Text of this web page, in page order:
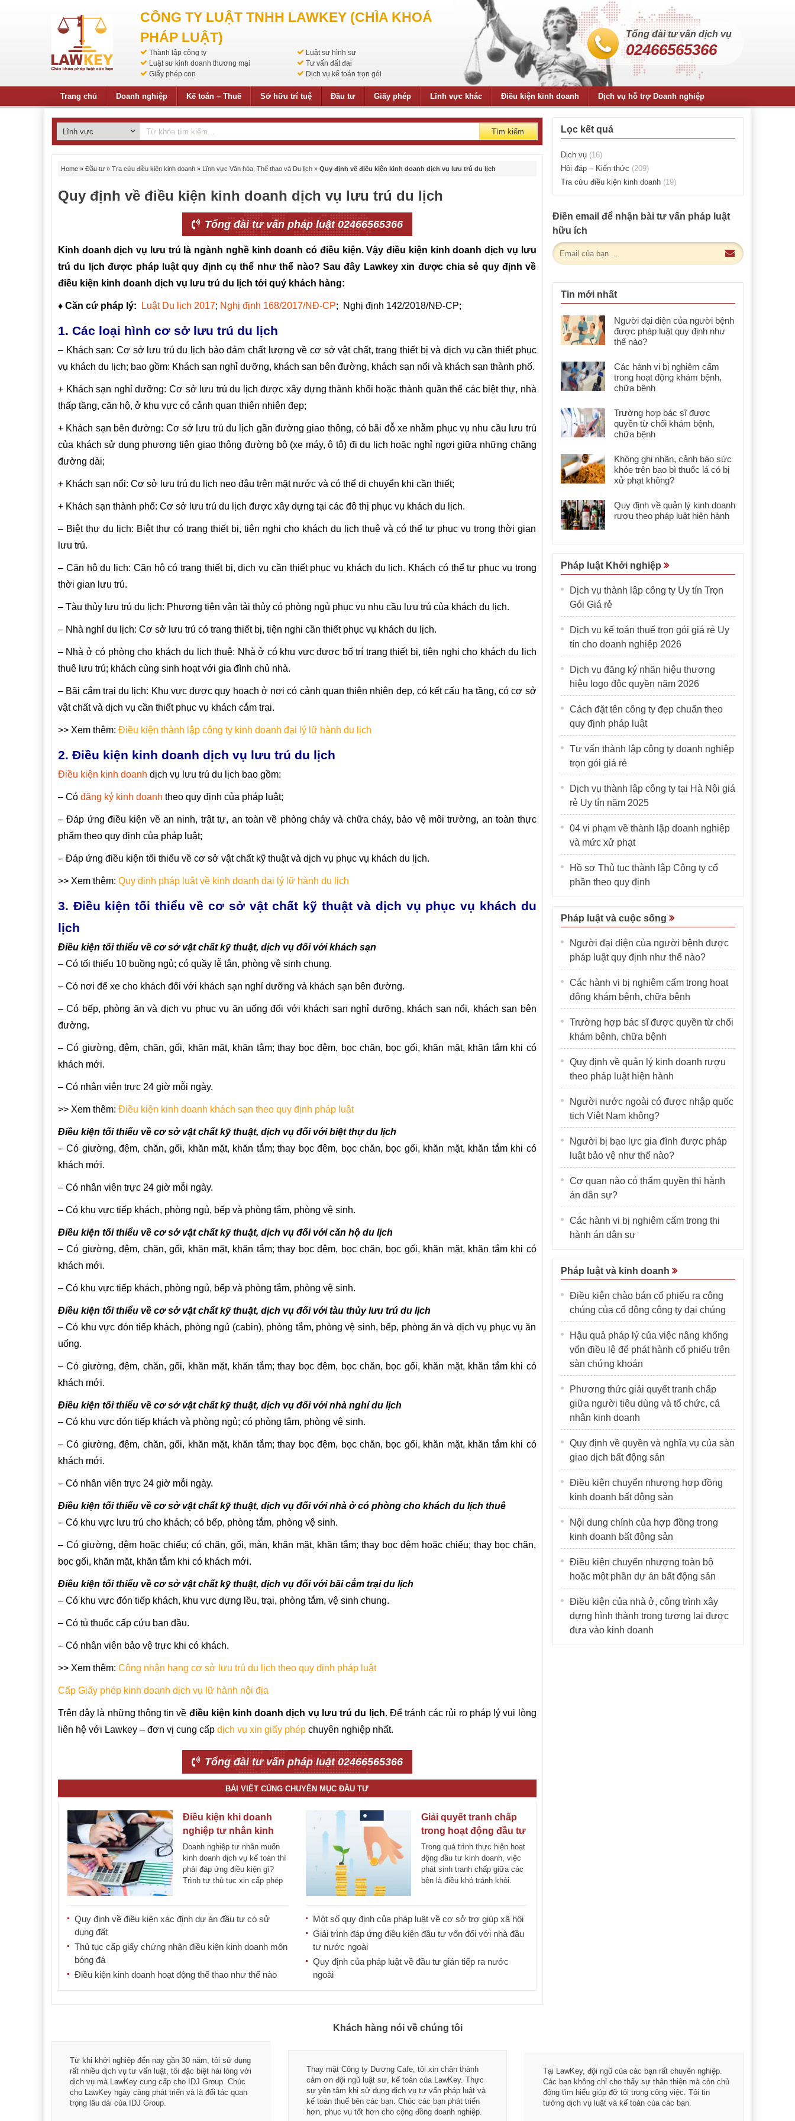
CÔNG TY LUẬT TNHH LAWKEY (CHÌA KHOÁ
PHÁP LUẬT)
Thành lập công ty
Luật sư hình sự
Luật sư kinh doanh thương mại
Tư vấn đất đai
Giấy phép con
Dịch vụ kế toán trọn gói
Tổng đài tư vấn dịch vụ
02466565366
Trang chủ Doanh nghiệp Kế toán – Thuế Sở hữu trí tuệ Đầu tư Giấy phép Lĩnh vực khác Điều kiện kinh doanh Dịch vụ hỗ trợ Doanh nghiệp
Tìm kiếm
Home » Đầu tư » Tra cứu điều kiện kinh doanh » Lĩnh vực Văn hóa, Thể thao và Du lịch » Quy định về điều kiện kinh doanh dịch vụ lưu trú du lịch
Quy định về điều kiện kinh doanh dịch vụ lưu trú du lịch
Tổng đài tư vấn pháp luật 02466565366
Kinh doanh dịch vụ lưu trú là ngành nghề kinh doanh có điều kiện. Vậy điều kiện kinh doanh dịch vụ lưu
trú du lịch được pháp luật quy định cụ thể như thế nào? Sau đây Lawkey xin được chia sẻ quy định về
điều kiện kinh doanh dịch vụ lưu trú du lịch tới quý khách hàng:
♦ Căn cứ pháp lý: Luật Du lịch 2017; Nghị định 168/2017/NĐ-CP; Nghị định 142/2018/NĐ-CP;
1. Các loại hình cơ sở lưu trú du lịch
– Khách sạn: Cơ sở lưu trú du lịch bảo đảm chất lượng về cơ sở vật chất, trang thiết bị và dịch vụ cần thiết phục
vụ khách du lịch; bao gồm: Khách sạn nghỉ dưỡng, khách sạn bên đường, khách sạn nổi và khách sạn thành phố.
+ Khách sạn nghỉ dưỡng: Cơ sở lưu trú du lịch được xây dựng thành khối hoặc thành quần thể các biệt thự, nhà
thấp tầng, căn hộ, ở khu vực có cảnh quan thiên nhiên đẹp;
+ Khách sạn bên đường: Cơ sở lưu trú du lịch gần đường giao thông, có bãi đỗ xe nhằm phục vụ nhu cầu lưu trú
của khách sử dụng phương tiện giao thông đường bộ (xe máy, ô tô) đi du lịch hoặc nghỉ ngơi giữa những chặng
đường dài;
+ Khách sạn nổi: Cơ sở lưu trú du lịch neo đậu trên mặt nước và có thể di chuyển khi cần thiết;
+ Khách sạn thành phố: Cơ sở lưu trú du lịch được xây dựng tại các đô thị phục vụ khách du lịch.
– Biệt thự du lịch: Biệt thự có trang thiết bị, tiện nghi cho khách du lịch thuê và có thể tự phục vụ trong thời gian
lưu trú.
– Căn hộ du lịch: Căn hộ có trang thiết bị, dịch vụ cần thiết phục vụ khách du lịch. Khách có thể tự phục vụ trong
thời gian lưu trú.
– Tàu thủy lưu trú du lịch: Phương tiện vận tải thủy có phòng ngủ phục vụ nhu cầu lưu trú của khách du lịch.
– Nhà nghỉ du lịch: Cơ sở lưu trú có trang thiết bị, tiện nghi cần thiết phục vụ khách du lịch.
– Nhà ở có phòng cho khách du lịch thuê: Nhà ở có khu vực được bố trí trang thiết bị, tiện nghi cho khách du lịch
thuê lưu trú; khách cùng sinh hoạt với gia đình chủ nhà.
– Bãi cắm trại du lịch: Khu vực được quy hoạch ở nơi có cảnh quan thiên nhiên đẹp, có kết cấu hạ tầng, có cơ sở
vật chất và dịch vụ cần thiết phục vụ khách cắm trại.
>> Xem thêm: Điều kiện thành lập công ty kinh doanh đại lý lữ hành du lịch
2. Điều kiện kinh doanh dịch vụ lưu trú du lịch
Điều kiện kinh doanh dịch vụ lưu trú du lịch bao gồm:
– Có đăng ký kinh doanh theo quy định của pháp luật;
– Đáp ứng điều kiện về an ninh, trật tự, an toàn về phòng cháy và chữa cháy, bảo vệ môi trường, an toàn thực
phẩm theo quy định của pháp luật;
– Đáp ứng điều kiện tối thiểu về cơ sở vật chất kỹ thuật và dịch vụ phục vụ khách du lịch.
>> Xem thêm: Quy định pháp luật về kinh doanh đại lý lữ hành du lịch
3. Điều kiện tối thiểu về cơ sở vật chất kỹ thuật và dịch vụ phục vụ khách du
lịch
Điều kiện tối thiểu về cơ sở vật chất kỹ thuật, dịch vụ đối với khách sạn
– Có tối thiểu 10 buồng ngủ; có quầy lễ tân, phòng vệ sinh chung.
– Có nơi để xe cho khách đối với khách sạn nghỉ dưỡng và khách sạn bên đường.
– Có bếp, phòng ăn và dịch vụ phục vụ ăn uống đối với khách sạn nghỉ dưỡng, khách sạn nổi, khách sạn bên
đường.
– Có giường, đệm, chăn, gối, khăn mặt, khăn tắm; thay bọc đệm, bọc chăn, bọc gối, khăn mặt, khăn tắm khi có
khách mới.
– Có nhân viên trực 24 giờ mỗi ngày.
>> Xem thêm: Điều kiện kinh doanh khách sạn theo quy định pháp luật
Điều kiện tối thiểu về cơ sở vật chất kỹ thuật, dịch vụ đối với biệt thự du lịch
– Có giường, đệm, chăn, gối, khăn mặt, khăn tắm; thay bọc đệm, bọc chăn, bọc gối, khăn mặt, khăn tắm khi có
khách mới.
– Có nhân viên trực 24 giờ mỗi ngày.
– Có khu vực tiếp khách, phòng ngủ, bếp và phòng tắm, phòng vệ sinh.
Điều kiện tối thiểu về cơ sở vật chất kỹ thuật, dịch vụ đối với căn hộ du lịch
– Có giường, đệm, chăn, gối, khăn mặt, khăn tắm; thay bọc đệm, bọc chăn, bọc gối, khăn mặt, khăn tắm khi có
khách mới.
– Có khu vực tiếp khách, phòng ngủ, bếp và phòng tắm, phòng vệ sinh.
Điều kiện tối thiểu về cơ sở vật chất kỹ thuật, dịch vụ đối với tàu thủy lưu trú du lịch
– Có khu vực đón tiếp khách, phòng ngủ (cabin), phòng tắm, phòng vệ sinh, bếp, phòng ăn và dịch vụ phục vụ ăn
uống.
– Có giường, đệm, chăn, gối, khăn mặt, khăn tắm; thay bọc đệm, bọc chăn, bọc gối, khăn mặt, khăn tắm khi có
khách mới.
Điều kiện tối thiểu về cơ sở vật chất kỹ thuật, dịch vụ đối với nhà nghỉ du lịch
– Có khu vực đón tiếp khách và phòng ngủ; có phòng tắm, phòng vệ sinh.
– Có giường, đệm, chăn, gối, khăn mặt, khăn tắm; thay bọc đệm, bọc chăn, bọc gối, khăn mặt, khăn tắm khi có
khách mới.
– Có nhân viên trực 24 giờ mỗi ngày.
Điều kiện tối thiểu về cơ sở vật chất kỹ thuật, dịch vụ đối với nhà ở có phòng cho khách du lịch thuê
– Có khu vực lưu trú cho khách; có bếp, phòng tắm, phòng vệ sinh.
– Có giường, đệm hoặc chiếu; có chăn, gối, màn, khăn mặt, khăn tắm; thay bọc đệm hoặc chiếu; thay bọc chăn,
bọc gối, khăn mặt, khăn tắm khi có khách mới.
Điều kiện tối thiểu về cơ sở vật chất kỹ thuật, dịch vụ đối với bãi cắm trại du lịch
– Có khu vực đón tiếp khách, khu vực dựng lều, trại, phòng tắm, vệ sinh chung.
– Có tủ thuốc cấp cứu ban đầu.
– Có nhân viên bảo vệ trực khi có khách.
>> Xem thêm: Công nhận hạng cơ sở lưu trú du lịch theo quy định pháp luật
Cấp Giấy phép kinh doanh dịch vụ lữ hành nội địa
Trên đây là những thông tin về điều kiện kinh doanh dịch vụ lưu trú du lịch. Để tránh các rủi ro pháp lý vui lòng
liên hệ với Lawkey – đơn vị cung cấp dịch vụ xin giấy phép chuyên nghiệp nhất.
Tổng đài tư vấn pháp luật 02466565366
BÀI VIẾT CÙNG CHUYÊN MỤC ĐẦU TƯ
Điều kiện khi doanh
nghiệp tư nhân kinh
doanh dịch vụ kế toán
Doanh nghiệp tư nhân muốn
kinh doanh dịch vụ kế toán thì
phải đáp ứng điều kiện gì?
Trình tự thủ tục xin cấp phép
Quy định về điều kiện xác định dự án đầu tư có sử
dụng đất
Thủ tục cấp giấy chứng nhận điều kiện kinh doanh môn
bóng đá
Điều kiện kinh doanh hoạt động thể thao như thế nào
Giải quyết tranh chấp
trong hoạt động đầu tư
kinh doanh theo Luật
Đầu tư năm 2025
Trong quá trình thực hiện hoạt
động đầu tư kinh doanh, việc
phát sinh tranh chấp giữa các
bên là điều khó tránh khỏi.
Một số quy định của pháp luật về cơ sở trợ giúp xã hội
Giải trình đáp ứng điều kiện đầu tư vốn đối với nhà đầu
tư nước ngoài
Quy định của pháp luật về đầu tư gián tiếp ra nước
ngoài
Lọc kết quả
Dịch vụ (16)
Hỏi đáp – Kiến thức (209)
Tra cứu điều kiện kinh doanh (19)
Điền email để nhận bài tư vấn pháp luật
hữu ích
Tin mới nhất
Người đại diện của người bệnh
được pháp luật quy định như
thế nào?
Các hành vi bị nghiêm cấm
trong hoạt động khám bệnh,
chữa bệnh
Trường hợp bác sĩ được
quyền từ chối khám bệnh,
chữa bệnh
Không ghi nhãn, cảnh báo sức
khỏe trên bao bì thuốc lá có bị
xử phạt không?
Quy định về quản lý kinh doanh
rượu theo pháp luật hiện hành
Pháp luật Khởi nghiệp
Dịch vụ thành lập công ty Uy tín Trọn
Gói Giá rẻ
Dịch vụ kế toán thuế trọn gói giá rẻ Uy
tín cho doanh nghiệp 2026
Dịch vụ đăng ký nhãn hiệu thương
hiệu logo độc quyền năm 2026
Cách đặt tên công ty đẹp chuẩn theo
quy định pháp luật
Tư vấn thành lập công ty doanh nghiệp
trọn gói giá rẻ
Dịch vụ thành lập công ty tại Hà Nội giá
rẻ Uy tín năm 2025
04 vi phạm về thành lập doanh nghiệp
và mức xử phạt
Hồ sơ Thủ tục thành lập Công ty cổ
phần theo quy định
Pháp luật và cuộc sống
Người đại diện của người bệnh được
pháp luật quy định như thế nào?
Các hành vi bị nghiêm cấm trong hoạt
động khám bệnh, chữa bệnh
Trường hợp bác sĩ được quyền từ chối
khám bệnh, chữa bệnh
Quy định về quản lý kinh doanh rượu
theo pháp luật hiện hành
Người nước ngoài có được nhập quốc
tịch Việt Nam không?
Người bị bạo lực gia đình được pháp
luật bảo vệ như thế nào?
Cơ quan nào có thẩm quyền thi hành
án dân sự?
Các hành vi bị nghiêm cấm trong thi
hành án dân sự
Pháp luật và kinh doanh
Điều kiện chào bán cổ phiếu ra công
chúng của cổ đông công ty đại chúng
Hậu quả pháp lý của việc nâng khống
vốn điều lệ để phát hành cổ phiếu trên
sàn chứng khoán
Phương thức giải quyết tranh chấp
giữa người tiêu dùng và tổ chức, cá
nhân kinh doanh
Quy định về quyền và nghĩa vụ của sàn
giao dịch bất động sản
Điều kiện chuyển nhượng hợp đồng
kinh doanh bất động sản
Nội dung chính của hợp đồng trong
kinh doanh bất động sản
Điều kiện chuyển nhượng toàn bộ
hoặc một phần dự án bất động sản
Điều kiện của nhà ở, công trình xây
dựng hình thành trong tương lai được
đưa vào kinh doanh
Khách hàng nói về chúng tôi
Từ khi khởi nghiệp đến nay gần 30 năm, tôi sử dụng
rất nhiều dịch vụ tư vấn luật, tôi đặc biệt hài lòng với
dịch vụ mà LawKey cung cấp cho IDJ Group. Chúc
cho LawKey ngày càng phát triển và là đối tác quan
trọng lâu dài của IDJ Group.
Thay mặt Công ty Dương Cafe, tôi xin chân thành
cảm ơn đội ngũ luật sư, kế toán của LawKey. Thực
sự yên tâm khi sử dụng dịch vụ tư vấn pháp luật và
kế toán thuế bên các bạn. Chúc các bạn phát triển
hơn, phục vụ tốt hơn cho cộng đồng doanh nghiệp.
Tại LawKey, đội ngũ của các bạn rất chuyên nghiệp.
Các bạn không chỉ cho thấy sự thân thiện mà còn chủ
động tìm hiểu giúp đỡ tôi trong công việc. Tôi tin
tưởng dịch vụ luật và kế toán của các bạn.